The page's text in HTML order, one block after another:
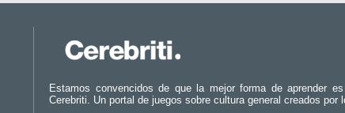
Estamos convencidos de que la mejor forma de aprender
Cerebriti. Un portal de juegos sobre cultura general creados por